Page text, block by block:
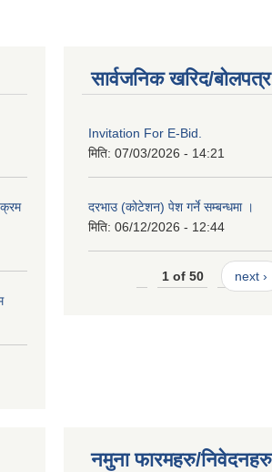
सार्वजनिक खरिद/
Invitation For E-Bid.
मिति: 07/03/2026 - 14:21
दरभाउ (कोटेशन) पेश गर्ने सम्बन्धमा ।
मिति: 06/12/2026 - 12:44
1 of 50 next ›
नमुना फारमहरु/निवेदनहरु